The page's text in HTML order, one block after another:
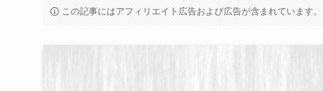
この記事にはアフィリエイト広告および広告が含まれています。